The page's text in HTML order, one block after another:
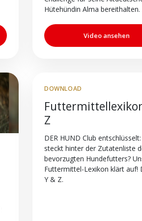
Hütehündin Alma bereithalten.
Video ansehen
DOWNLOAD
Z
DER HUND Club
steckt hinter der Zutatenliste
bevorzugten Hundefutters?
Futtermittel-Lexikon klärt auf!
Y & Z.